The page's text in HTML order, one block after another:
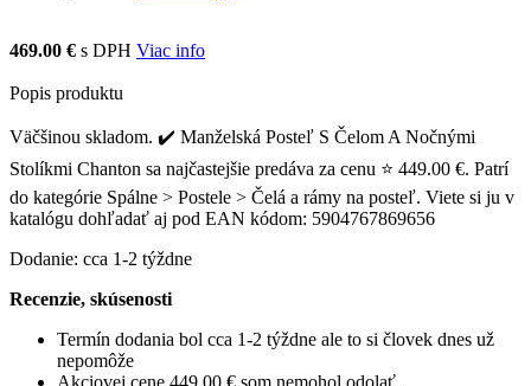
469.00 € s DPH Viac info
Popis produktu
Väčšinou skladom. ✔️ Manželská Posteľ S Čelom A Nočnými
Stolíkmi Chanton sa najčastejšie predáva za cenu ⭐ 449.00 €. Patrí
do kategórie Spálne > Postele > Čelá a rámy na posteľ. Viete si ju v
katalógu dohľadať aj pod EAN kódom: 5904767869656
Dodanie: cca 1-2 týždne
Recenzie, skúsenosti
Termín dodania bol cca 1-2 týždne ale to si človek dnes už
nepomôže
Akciovej cene 449.00 € som nemohol odolať.